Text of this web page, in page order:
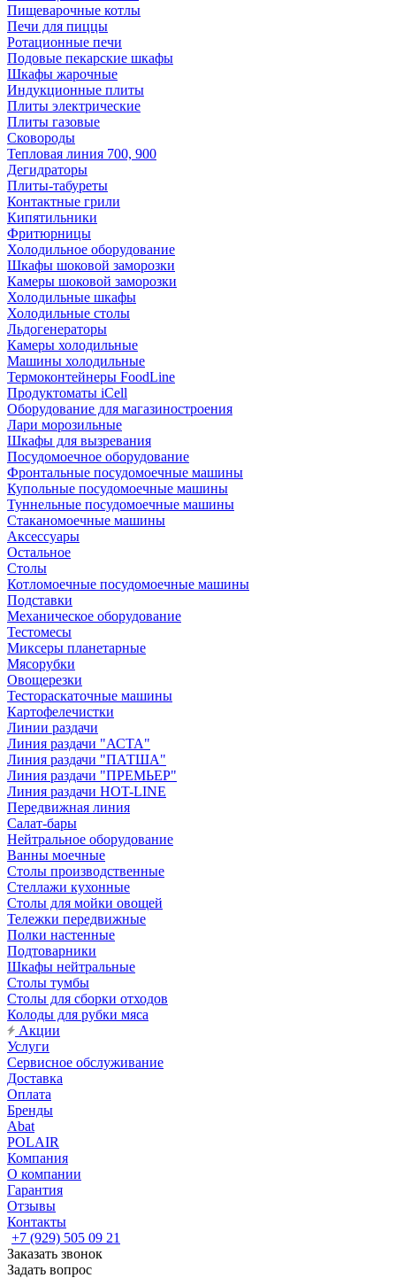
Пищеварочные котлы
Печи для пиццы
Ротационные печи
Подовые пекарские шкафы
Шкафы жарочные
Индукционные плиты
Плиты электрические
Плиты газовые
Сковороды
Тепловая линия 700, 900
Дегидраторы
Плиты-табуреты
Контактные грили
Кипятильники
Фритюрницы
Холодильное оборудование
Шкафы шоковой заморозки
Камеры шоковой заморозки
Холодильные шкафы
Холодильные столы
Льдогенераторы
Камеры холодильные
Машины холодильные
Термоконтейнеры FoodLine
Продуктоматы iCell
Оборудование для магазиностроения
Лари морозильные
Шкафы для вызревания
Посудомоечное оборудование
Фронтальные посудомоечные машины
Купольные посудомоечные машины
Туннельные посудомоечные машины
Стаканомоечные машины
Аксессуары
Остальное
Столы
Котломоечные посудомоечные машины
Подставки
Механическое оборудование
Тестомесы
Миксеры планетарные
Мясорубки
Овощерезки
Тестораскаточные машины
Картофелечистки
Линии раздачи
Линия раздачи "АСТА"
Линия раздачи "ПАТША"
Линия раздачи "ПРЕМЬЕР"
Линия раздачи HOT-LINE
Передвижная линия
Салат-бары
Нейтральное оборудование
Ванны моечные
Столы производственные
Стеллажи кухонные
Столы для мойки овощей
Тележки передвижные
Полки настенные
Подтоварники
Шкафы нейтральные
Столы тумбы
Столы для сборки отходов
Колоды для рубки мяса
Акции
Услуги
Сервисное обслуживание
Доставка
Оплата
Бренды
Abat
POLAIR
Компания
О компании
Гарантия
Отзывы
Контакты
+7 (929) 505 09 21
Заказать звонок
Задать вопрос